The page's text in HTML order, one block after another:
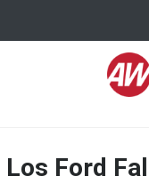
Los Ford